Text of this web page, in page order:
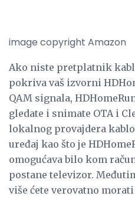
image copyright Amazon
Ako niste pretplatnik
pokriva vaš izvorni
QAM signala,
gledate i snimate OTA i
lokalnog provajdera
uređaj kao što je
omogućava bilo kom
postane televizor.
više ćete verovatno